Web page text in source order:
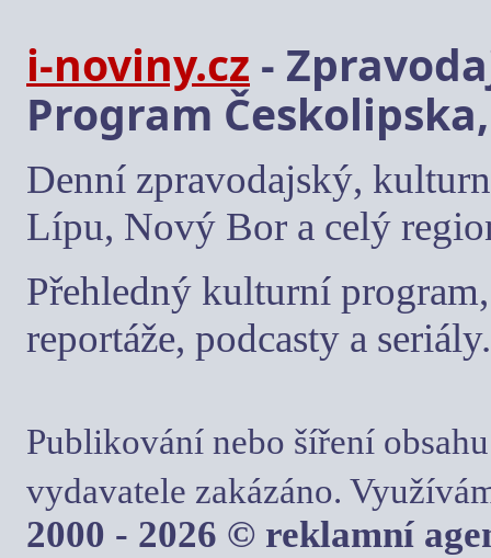
i-noviny.cz -
Program
Denní zpravodajský,
Lípu, Nový Bor a celý
Přehledný kulturní
reportáže, podcasty a seriály.
Publikování nebo šíření
vydavatele zakázáno.
2000 - 2026 © reklamní